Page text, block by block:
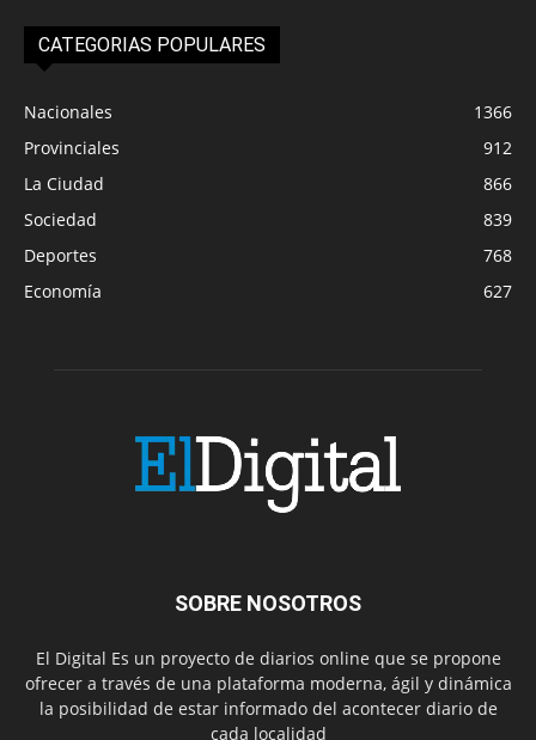
CATEGORIAS POPULARES
Nacionales
1366
Provinciales
912
La Ciudad
866
Sociedad
839
Deportes
768
Economía
627
SOBRE NOSOTROS
El Digital Es un proyecto de diarios online que se propone
ofrecer a través de una plataforma moderna, ágil y dinámica
la posibilidad de estar informado del acontecer diario de
cada localidad